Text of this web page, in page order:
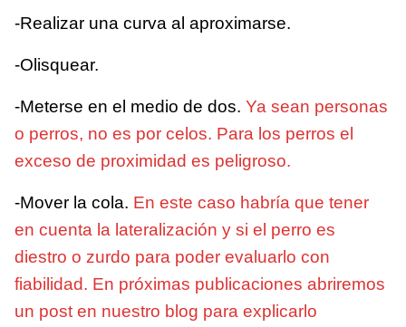
-Realizar una curva al aproximarse.
-Olisquear.
-Meterse en el medio de dos. Ya sean personas
o perros, no es por celos. Para los perros el
exceso de proximidad es peligroso.
-Mover la cola. En este caso habría que tener
en cuenta la lateralización y si el perro es
diestro o zurdo para poder evaluarlo con
fiabilidad. En próximas publicaciones abriremos
un post en nuestro blog para explicarlo